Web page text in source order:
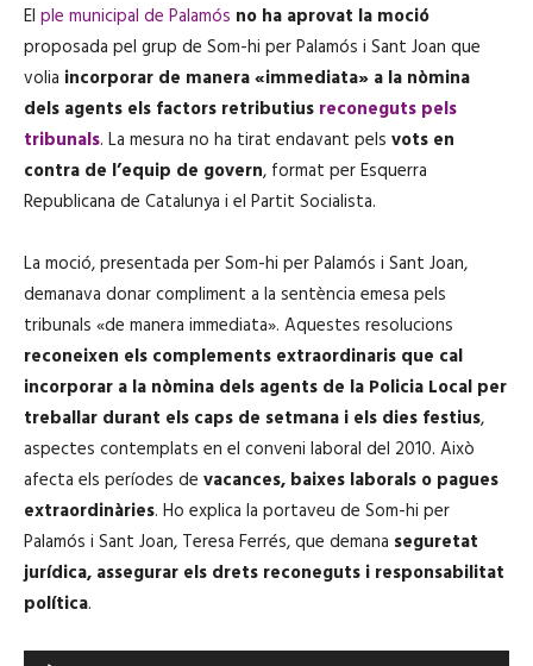
El ple municipal de Palamós no ha aprovat la moció
proposada pel grup de Som-hi per Palamós i Sant Joan que
volia incorporar de manera «immediata» a la nòmina
dels agents els factors retributius reconeguts pels
tribunals. La mesura no ha tirat endavant pels vots en
contra de l’equip de govern, format per Esquerra
Republicana de Catalunya i el Partit Socialista.
La moció, presentada per Som-hi per Palamós i Sant Joan,
demanava donar compliment a la sentència emesa pels
tribunals «de manera immediata». Aquestes resolucions
reconeixen els complements extraordinaris que cal
incorporar a la nòmina dels agents de la Policia Local per
treballar durant els caps de setmana i els dies festius,
aspectes contemplats en el conveni laboral del 2010. Això
afecta els períodes de vacances, baixes laborals o pagues
extraordinàries. Ho explica la portaveu de Som-hi per
Palamós i Sant Joan, Teresa Ferrés, que demana seguretat
jurídica, assegurar els drets reconeguts i responsabilitat
política.